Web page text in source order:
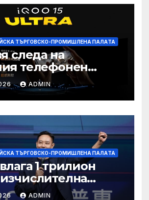
ТЪРГОВСКО-ПРОМИШЛЕНА ПАЛAТА
следа на
телефонен
ADMIN
ТЪРГОВСКО-ПРОМИШЛЕНА ПАЛAТА
1 трилион
в AI екосистемата
ADMIN